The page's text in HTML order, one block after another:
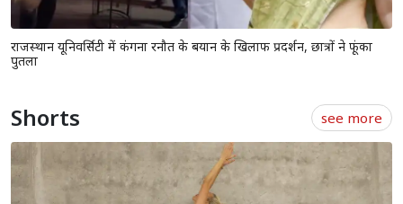
राजस्थान यूनिवर्सिटी में कंगना रनौत के बयान के खिलाफ प्रदर्शन, छात्रों ने फूंका
पुतला
Shorts see more